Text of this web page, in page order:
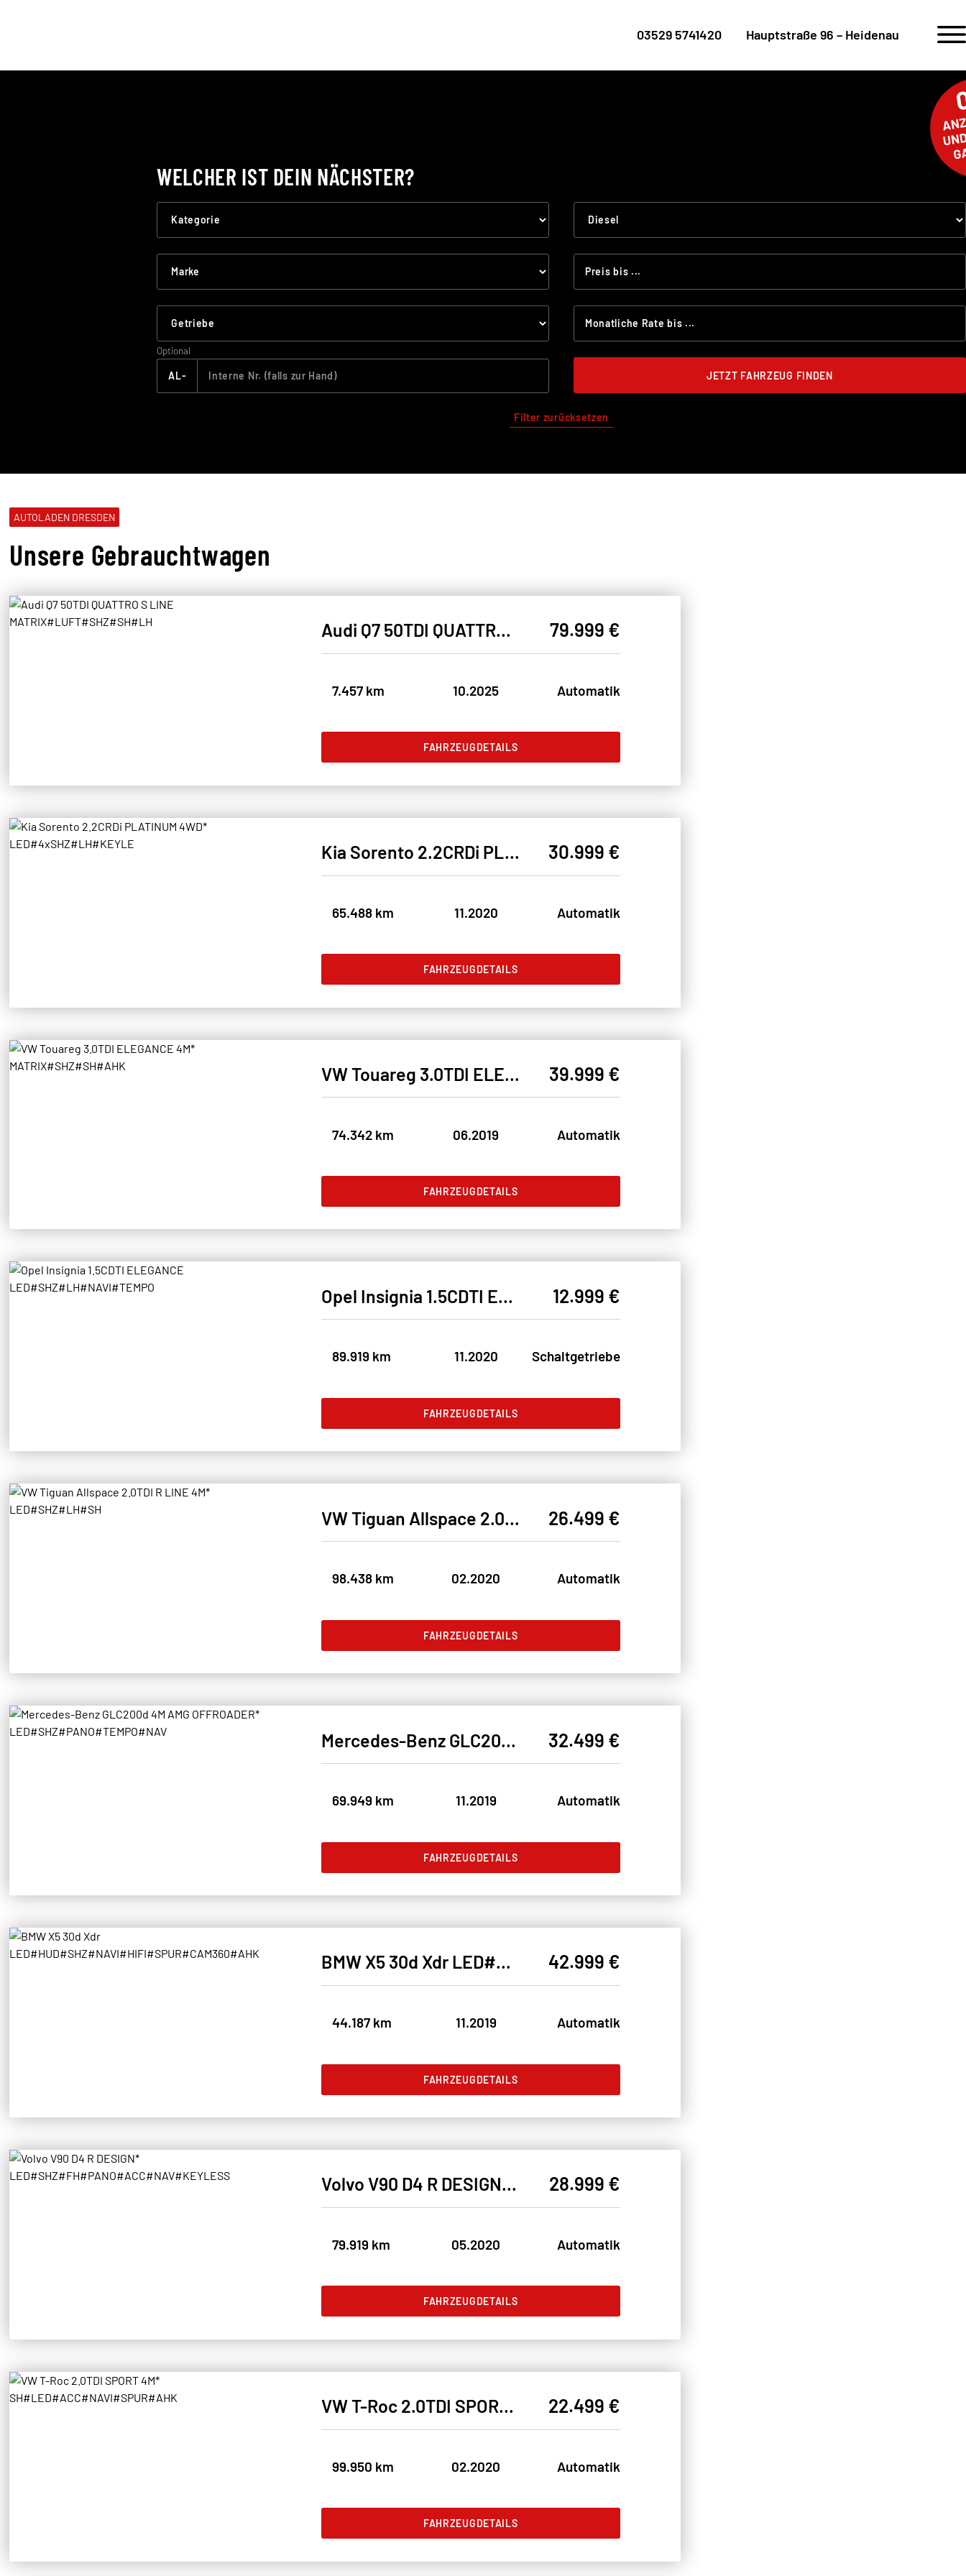
03529 5741420 Hauptstraße 96 – Heidenau
WELCHER IST DEIN NÄCHSTER?
Optional
AL- JETZT FAHRZEUG FINDEN
Filter zurücksetzen
AUTOLADEN DRESDEN
Unsere Gebrauchtwagen
Audi Q7 50TDI QUATTRO S LINE MATRIX#LUFT#SHZ#SH#LH 79.999 €
7.457 km 10.2025 Automatik
FAHRZEUGDETAILS
Kia Sorento 2.2CRDi PLATINUM 4WD* LED#4xSHZ#LH#KEYLE 30.999 €
65.488 km 11.2020 Automatik
FAHRZEUGDETAILS
VW Touareg 3.0TDI ELEGANCE 4M* MATRIX#SHZ#SH#AHK 39.999 €
74.342 km 06.2019 Automatik
FAHRZEUGDETAILS
Opel Insignia 1.5CDTI ELEGANCE LED#SHZ#LH#NAVI#TEMPO 12.999 €
89.919 km 11.2020 Schaltgetriebe
FAHRZEUGDETAILS
VW Tiguan Allspace 2.0TDI R LINE 4M* LED#SHZ#LH#SH 26.499 €
98.438 km 02.2020 Automatik
FAHRZEUGDETAILS
Mercedes-Benz GLC200d 4M AMG OFFROADER* LED#SHZ#PANO#TEMPO#NAV 32.499 €
69.949 km 11.2019 Automatik
FAHRZEUGDETAILS
BMW X5 30d Xdr LED#HUD#SHZ#NAVI#HIFI#SPUR#CAM360#AHK 42.999 €
44.187 km 11.2019 Automatik
FAHRZEUGDETAILS
Volvo V90 D4 R DESIGN* LED#SHZ#FH#PANO#ACC#NAV#KEYLESS 28.999 €
79.919 km 05.2020 Automatik
FAHRZEUGDETAILS
VW T-Roc 2.0TDI SPORT 4M* SH#LED#ACC#NAVI#SPUR#AHK 22.499 €
99.950 km 02.2020 Automatik
FAHRZEUGDETAILS